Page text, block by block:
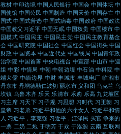
教材 中印边境 中国人民银行 中国会 中国体坛 中
国使馆 中国公民 中国制造 中国天价 中国存亡 中
国式 中国式普选 中国式病毒 中国政府 中国政法
中国教父习近平 中国无眠 中国权贵 中国楼市 中
国模式 中国民主 中国民主党 中国民主教育基金
会 中国研究院 中国社会 中国红会 中国街头 中国
财政 中国资本 中国近代史 中国钱局 中国青年政
治学院 中国首善 中央电视台 中宣部 中山市 中巡
组 中彩 中情局 中朝 中朝边境 中石油 中科院 中
端犬儒 中缅边界 中财 丰城市 丰城电厂 临湘市
丹东市 丹增德勒仁波切 丽水市 义和团 乌克兰 乌
坎镇 乌鲁木齐 乐天 乐清市 乐购 乐高 九龙坡区
习主席 习天下 习子规 习思想 习时代 习王朝 习
皇帝 习老弟 习近平和他的六个女人 习近平和情
人 习近平，李克强 习近平，江泽民 买官 争来的
一票 二奶 二炮 于明芳 于欢 于泓源 云南 互联网